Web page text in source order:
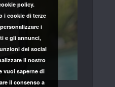
policy.
i cookie di terze
i
e gli annunci,
dei social
il nostro
vuoi saperne di
il consenso a